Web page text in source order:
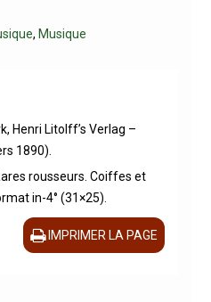
, Musique
Henri Litolff’s Verlag –
1890).
rousseurs. Coiffes et
in-4° (31×25).
IMPRIMER LA PAGE